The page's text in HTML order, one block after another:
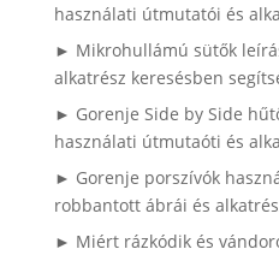
használati útmutatói és
► Mikrohullámú sütők
alkatrész keresésben
► Gorenje Side by Side
használati útmutaóti és
► Gorenje porszívók
robbantott ábrái és
► Miért rázkódik és